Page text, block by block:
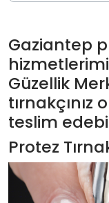
Gaziantep
Güzellik
tırnakçınız
teslim
Protez